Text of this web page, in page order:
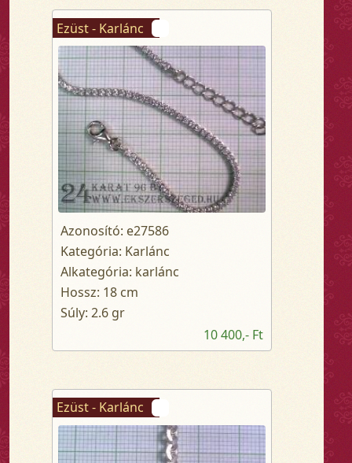
Ezüst - Karlánc
Azonosító: e27586
Kategória: Karlánc
Alkategória: karlánc
Hossz: 18 cm
Súly: 2.6 gr
10 400,- Ft
Ezüst - Karlánc